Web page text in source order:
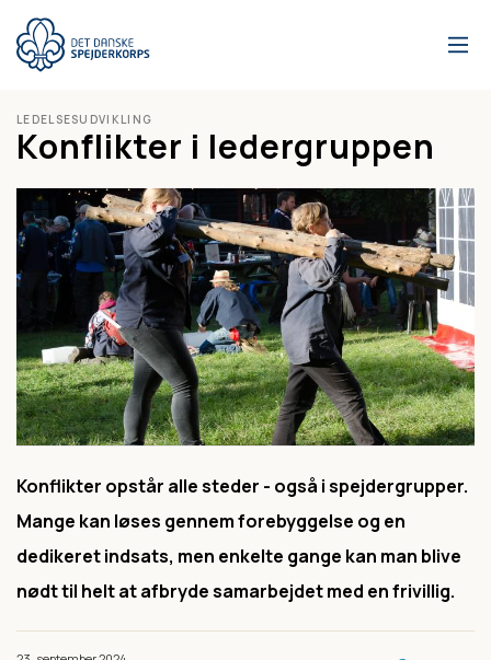
hovedindhold
LEDELSESUDVIKLING
Konflikter i ledergruppen
Konflikter opstår alle steder - også i spejdergrupper.
Mange kan løses gennem forebyggelse og en
dedikeret indsats, men enkelte gange kan man blive
nødt til helt at afbryde samarbejdet med en frivillig.